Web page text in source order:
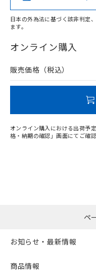
在庫等で未対応品が混
問い合わせください。
日本の外為法に基づく該非判定
ます。
オンライン購入
販売価格（税込）
オンライン購入における出荷予
格・納期の確認」画面にてご確認
ペ
お知らせ・最新情報
商品情報